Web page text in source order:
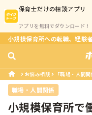
保育士だけの相談アプリ
アプリを無料でダウンロード！
小規模保育所への転職、経験
お悩み相談 「職場・人間
職場・人間関係
小規模保育所で